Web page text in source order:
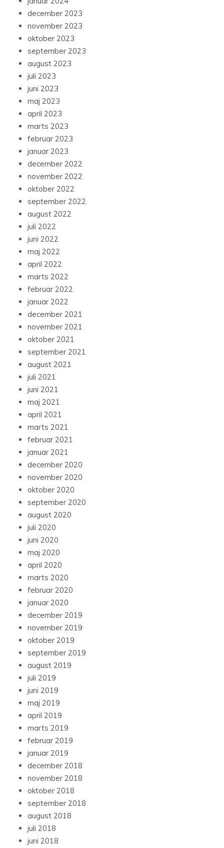
december 2023
november 2023
oktober 2023
september 2023
august 2023
juli 2023
juni 2023
maj 2023
april 2023
marts 2023
februar 2023
januar 2023
december 2022
november 2022
oktober 2022
september 2022
august 2022
juli 2022
juni 2022
maj 2022
april 2022
marts 2022
februar 2022
januar 2022
december 2021
november 2021
oktober 2021
september 2021
august 2021
juli 2021
juni 2021
maj 2021
april 2021
marts 2021
februar 2021
januar 2021
december 2020
november 2020
oktober 2020
september 2020
august 2020
juli 2020
juni 2020
maj 2020
april 2020
marts 2020
februar 2020
januar 2020
december 2019
november 2019
oktober 2019
september 2019
august 2019
juli 2019
juni 2019
maj 2019
april 2019
marts 2019
februar 2019
januar 2019
december 2018
november 2018
oktober 2018
september 2018
august 2018
juli 2018
juni 2018